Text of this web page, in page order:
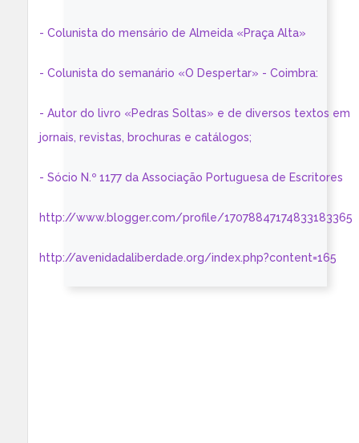
- Colunista do mensário de Almeida «Praça Alta»
- Colunista do semanário «O Despertar» - Coimbra:
- Autor do livro «Pedras Soltas» e de diversos textos em
jornais, revistas, brochuras e catálogos;
- Sócio N.º 1177 da Associação Portuguesa de Escritores
http://www.blogger.com/profile/17078847174833183365
http://avenidadaliberdade.org/index.php?content=165